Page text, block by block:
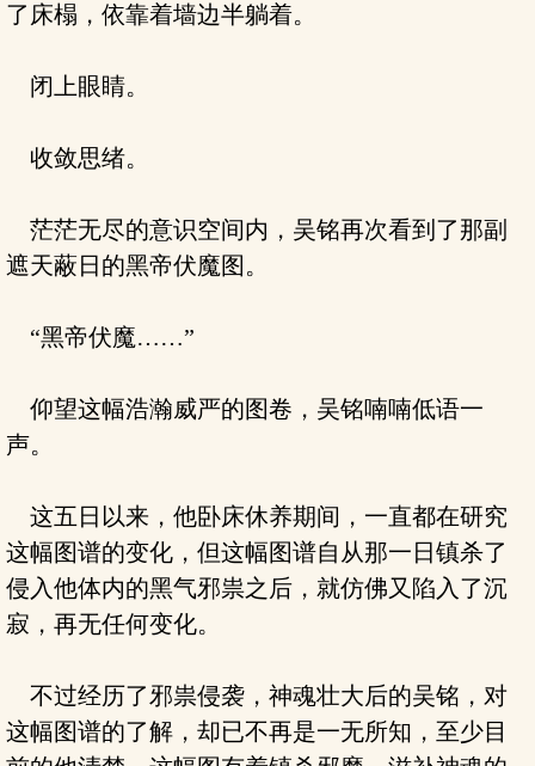
了床榻，依靠着墙边半躺着。
闭上眼睛。
收敛思绪。
茫茫无尽的意识空间内，吴铭再次看到了那副
遮天蔽日的黑帝伏魔图。
“黑帝伏魔……”
仰望这幅浩瀚威严的图卷，吴铭喃喃低语一
声。
这五日以来，他卧床休养期间，一直都在研究
这幅图谱的变化，但这幅图谱自从那一日镇杀了
侵入他体内的黑气邪祟之后，就仿佛又陷入了沉
寂，再无任何变化。
不过经历了邪祟侵袭，神魂壮大后的吴铭，对
这幅图谱的了解，却已不再是一无所知，至少目